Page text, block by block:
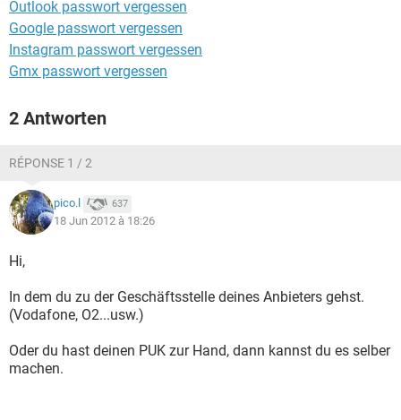
Outlook passwort vergessen
Google passwort vergessen
Instagram passwort vergessen
Gmx passwort vergessen
2 Antworten
RÉPONSE 1 / 2
pico.l 637
18 Jun 2012 à 18:26
Hi,
In dem du zu der Geschäftsstelle deines Anbieters gehst.
(Vodafone, O2...usw.)
Oder du hast deinen PUK zur Hand, dann kannst du es selber
machen.